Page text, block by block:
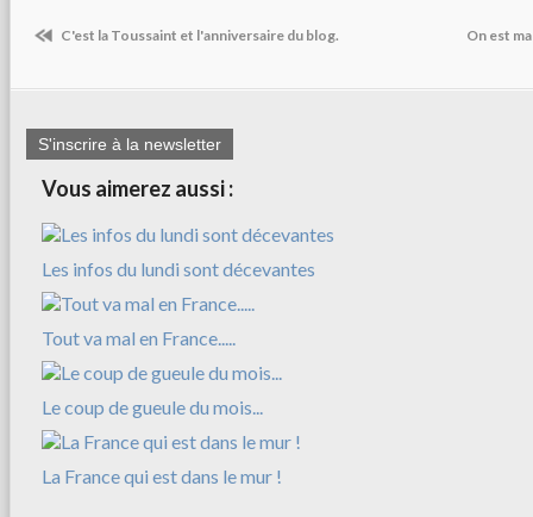
C'est la Toussaint et l'anniversaire du blog. On est
S'inscrire à la newsletter
Vous aimerez aussi :
Les infos du lundi sont décevantes
Tout va mal en France.....
Le coup de gueule du mois...
La France qui est dans le mur !